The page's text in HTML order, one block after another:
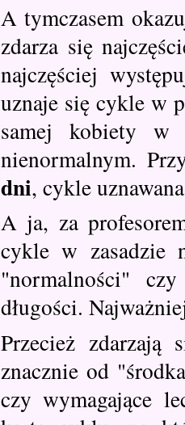
A tymczasem
zdarza się
najczęściej
uznaje się cykle w
samej kobiety w
nienormalnym.
dni, cykle
A ja, za
cykle w zasadzie
"normalności"
długości.
Przecież
znacznie od
czy wymagające